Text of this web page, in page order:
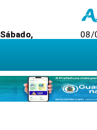
Sábado, 08/